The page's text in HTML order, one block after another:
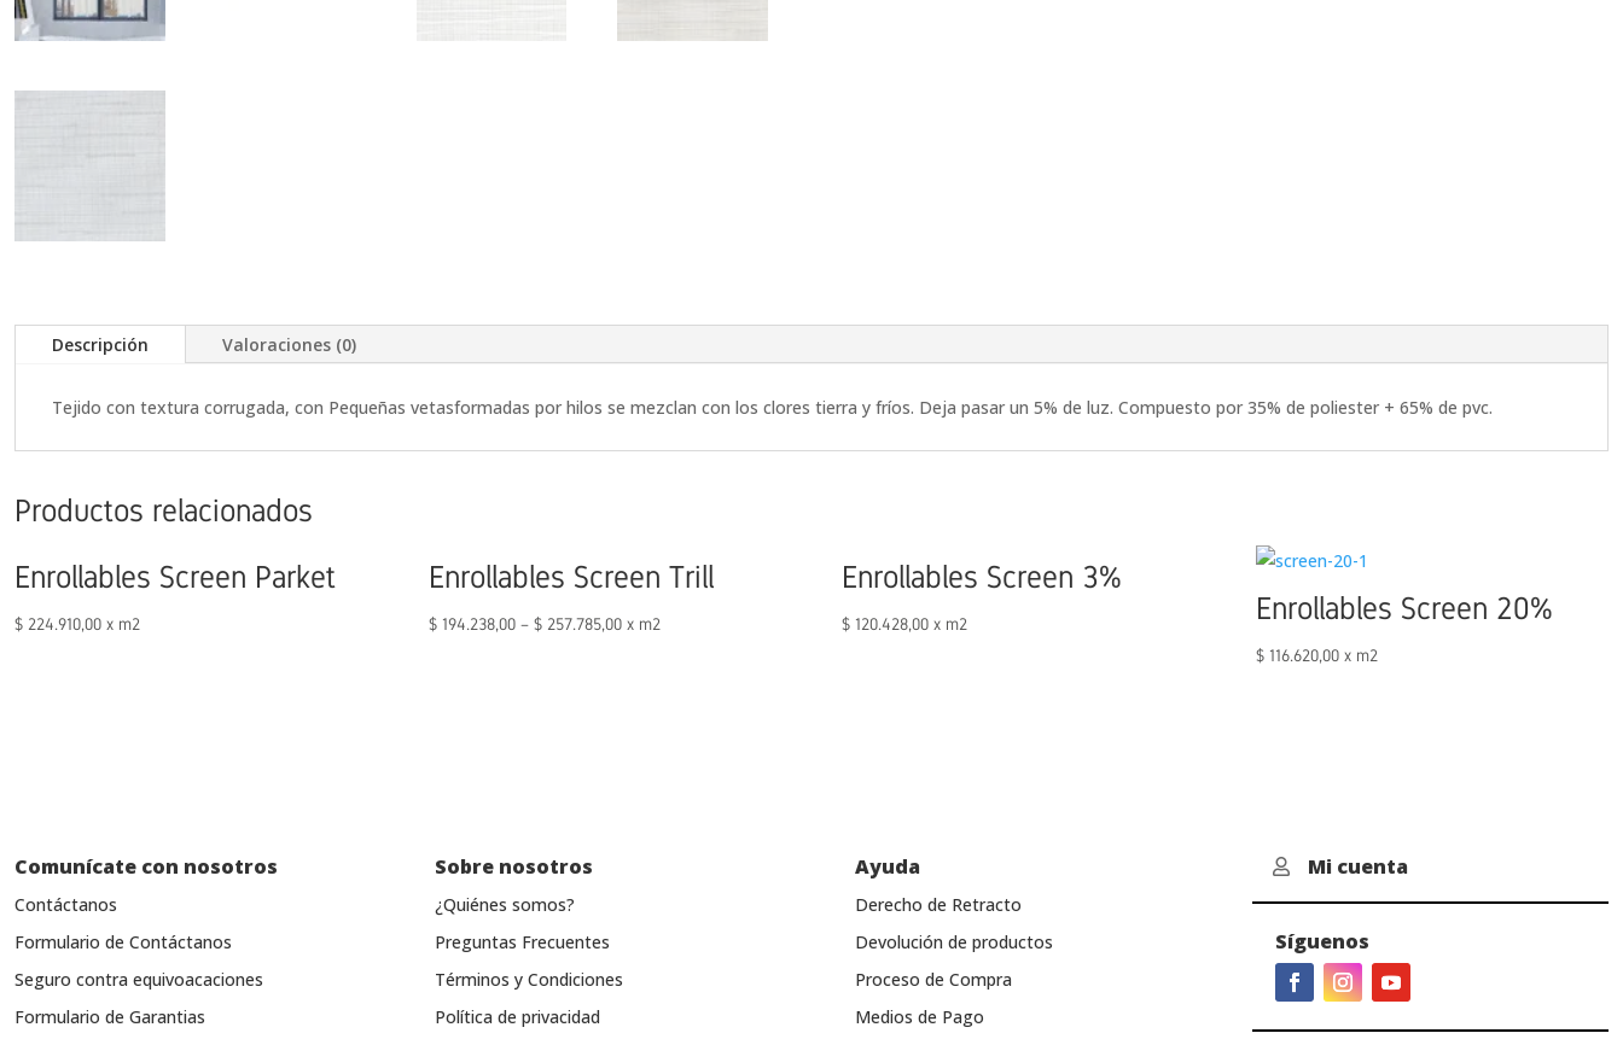
Descripción Valoraciones (0)
Tejido con textura corrugada, con Pequeñas vetasformadas por hilos se mezclan con los clores tierra y fríos. Deja pasar un 5% de luz. Compuesto por 35% de poliester + 65% de pvc.
Productos relacionados
Enrollables Screen Parket
$ 224.910,00 x m2
Enrollables Screen Trill
$194.238,00– $257.785,00x m2
Enrollables Screen 3%
$ 120.428,00 x m2 Enrollables Screen 20%
$116.620,00x m2
Comunícate con nosotros
Contáctanos
Formulario de Contáctanos
Seguro contra equivoacaciones
Formulario de Garantias
Sobre nosotros
¿Quiénes somos?
Preguntas Frecuentes
Términos y Condiciones
Política de privacidad
Ayuda
Derecho de Retracto
Devolución de productos
Proceso de Compra
Medios de Pago
 Mi cuenta
Síguenos